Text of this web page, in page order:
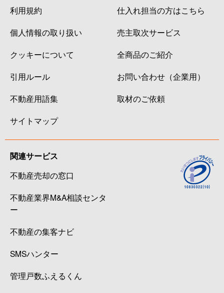
利用規約
個人情報の取り扱い
クッキーについて
引用ルール
不動産用語集
サイトマップ
仕入れ担当の方はこちら
売主取次サービス
全商品のご紹介
お問い合わせ（企業用）
取材のご依頼
関連サービス
不動産売却の窓口
不動産業界M&A相談センタ
ー
不動産の集客ナビ
SMSハンター
管理戸数ふえるくん